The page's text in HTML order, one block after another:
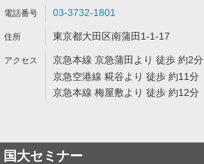
03-3732-1801
東京都大田区南蒲田1-1-17
京急本線 京急蒲田より 徒歩 約2分
京急空港線 糀谷より 徒歩 約11分
京急本線 梅屋敷より 徒歩 約12分
国大セミナー